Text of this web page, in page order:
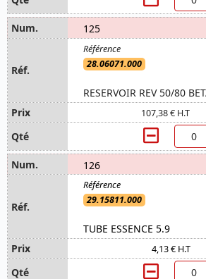
125
28.06071.000
RESERVOIR REV 50/80
107,38 € H.T
126
29.15811.000
TUBE ESSENCE 5.9
4,13 € H.T